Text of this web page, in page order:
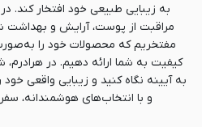
به زیبایی طبیعی خود افتخار کند.
مراقبت از پوست، آرایش و بهداشت
کیفیت به شما ارائه دهیم. در هرادرم،
به آیینه نگاه کنید و زیبایی واقعی
و با انتخاب‌های هوشمندانه، سفر